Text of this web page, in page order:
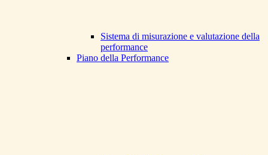
Sistema di misurazione e valutazione della
performance
Piano della Performance